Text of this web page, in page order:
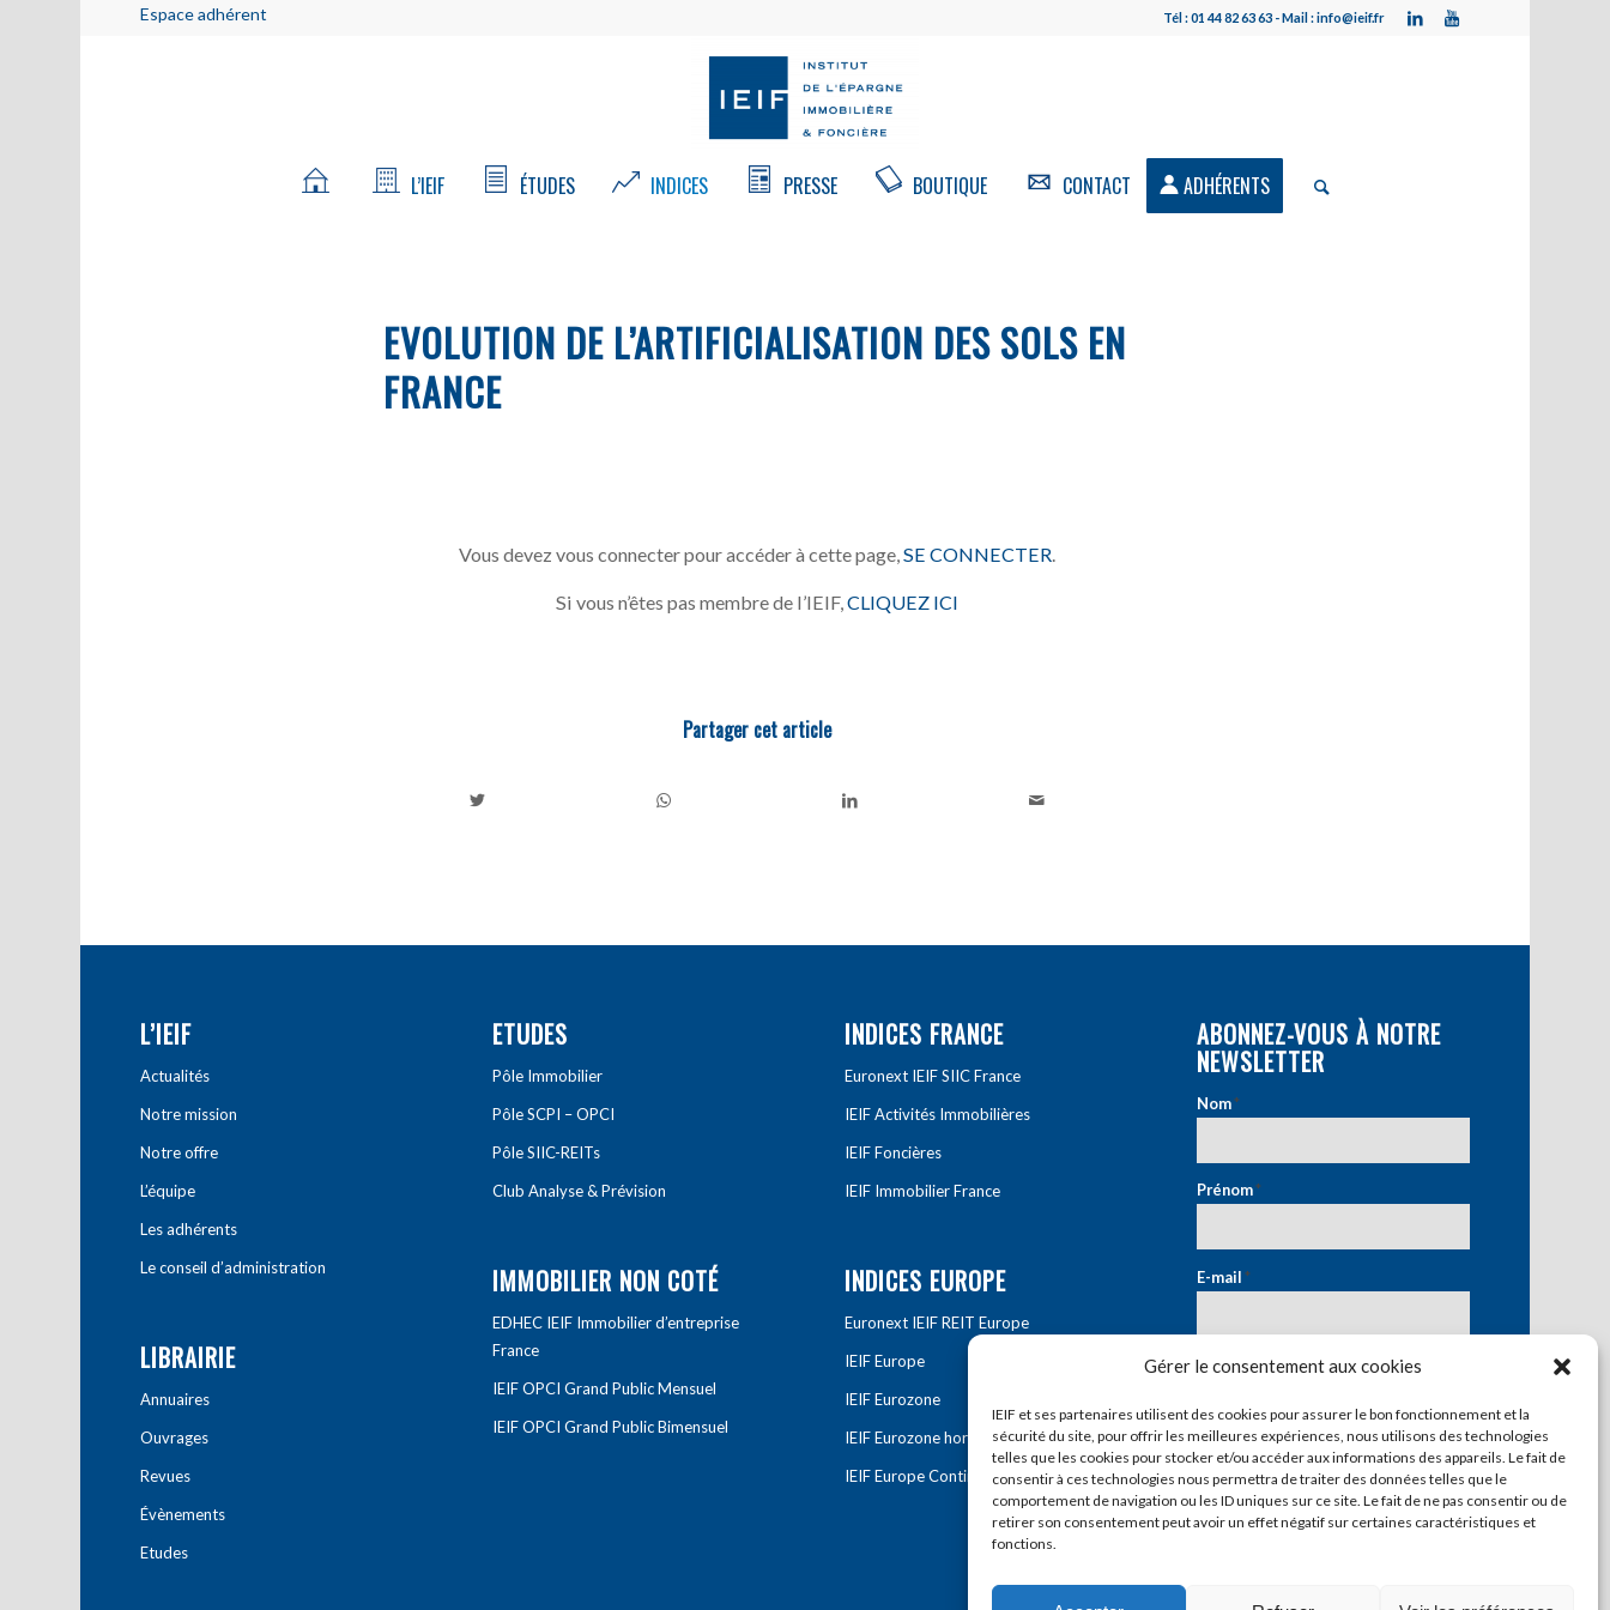
Gérer le consentement aux cookies
IEIF et ses partenaires utilisent des cookies pour assurer le bon fonctionnement et la
sécurité du site, pour offrir les meilleures expériences, nous utilisons des technologies
telles que les cookies pour stocker et/ou accéder aux informations des appareils. Le fait de
consentir à ces technologies nous permettra de traiter des données telles que le
comportement de navigation ou les ID uniques sur ce site. Le fait de ne pas consentir ou de
retirer son consentement peut avoir un effet négatif sur certaines caractéristiques et
fonctions.
Espace adhérent Tél : 01 44 82 63 63 - Mail : info@ieif.fr
L’IEIF ÉTUDES INDICES PRESSE BOUTIQUE CONTACT ADHÉRENTS
EVOLUTION DE L’ARTIFICIALISATION DES SOLS EN
FRANCE
Vous devez vous connecter pour accéder à cette page, SE CONNECTER
Si vous n’êtes pas membre de l’IEIF,CLIQUEZ ICI
Partager cet article
L’IEIF
Actualités
Notre mission
Notre offre
L’équipe
Les adhérents
Le conseil d’administration
LIBRAIRIE
Annuaires
Ouvrages
Revues
Évènements
Etudes
ETUDES
Pôle Immobilier
Pôle SCPI – OPCI
Pôle SIIC-REITs
Club Analyse & Prévision
IMMOBILIER NON COTÉ
EDHEC IEIF Immobilier d’entreprise
France
IEIF OPCI Grand Public Mensuel
IEIF OPCI Grand Public Bimensuel
INDICES FRANCE
Euronext IEIF SIIC France
IEIF Activités Immobilières
IEIF Foncières
IEIF Immobilier France
INDICES EUROPE
Euronext IEIF REIT Europe
IEIF Europe
IEIF Eurozone
IEIF Eurozone hors France
IEIF Europe Continentale
ABONNEZ-VOUS À NOTRE
NEWSLETTER
Nom*
Prénom*
E-mail*